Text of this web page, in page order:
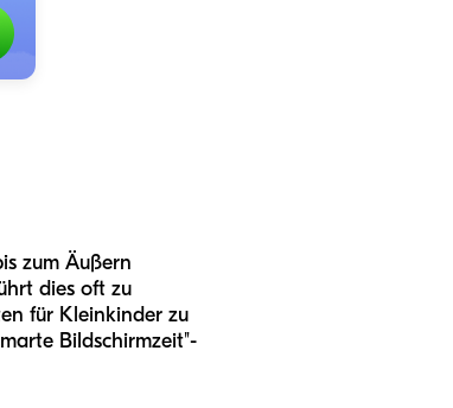
zum Äußern
dies oft zu
für Kleinkinder zu
Bildschirmzeit"-